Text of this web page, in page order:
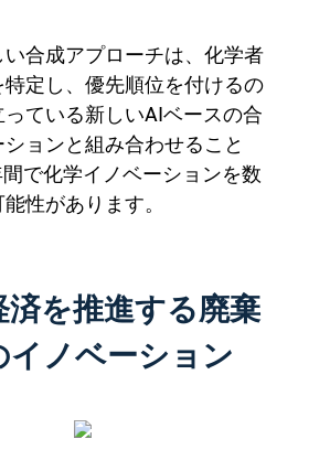
合成アプローチは、化学者
定し、優先順位を付けるの
ている新しいAIベースの合
ョンと組み合わせること
で化学イノベーションを数
性があります。
済を推進する廃棄
イノベーション